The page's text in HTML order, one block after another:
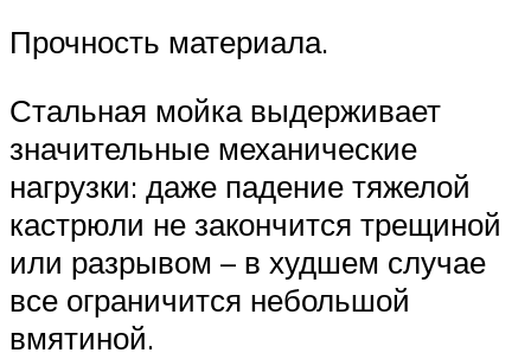
Прочность материала.
Стальная мойка выдерживает
значительные механические
нагрузки: даже падение тяжелой
кастрюли не закончится трещиной
или разрывом – в худшем случае
все ограничится небольшой
вмятиной.